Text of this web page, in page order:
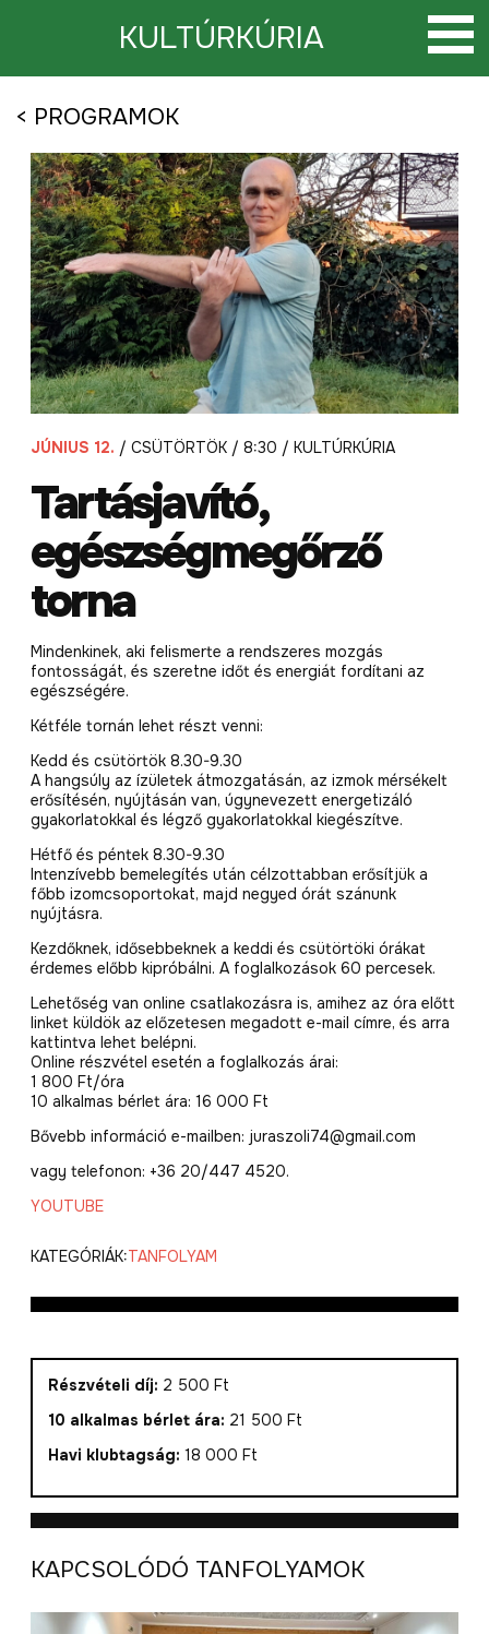
KULTÚRKÚRIA
< PROGRAMOK
JÚNIUS 12. / CSÜTÖRTÖK / 8:30 / KULTÚRKÚRIA
Tartásjavító,
egészségmegőrző
torna
Mindenkinek, aki felismerte a rendszeres mozgás
fontosságát, és szeretne időt és energiát fordítani az
egészségére.
Kétféle tornán lehet részt venni:
Kedd és csütörtök 8.30-9.30
A hangsúly az ízületek átmozgatásán, az izmok mérsékelt
erősítésén, nyújtásán van, úgynevezett energetizáló
gyakorlatokkal és légző gyakorlatokkal kiegészítve.
Hétfő és péntek 8.30-9.30
Intenzívebb bemelegítés után célzottabban erősítjük a
főbb izomcsoportokat, majd negyed órát szánunk
nyújtásra.
Kezdőknek, idősebbeknek a keddi és csütörtöki órákat
érdemes előbb kipróbálni. A foglalkozások 60 percesek.
Lehetőség van online csatlakozásra is, amihez az óra előtt
linket küldök az előzetesen megadott e-mail címre, és arra
kattintva lehet belépni.
Online részvétel esetén a foglalkozás árai:
1 800 Ft/óra
10 alkalmas bérlet ára: 16 000 Ft
Bővebb információ e-mailben: juraszoli74@gmail.com
vagy telefonon: +36 20/447 4520.
YOUTUBE
KATEGÓRIÁK:TANFOLYAM
Részvételi díj: 2 500 Ft
10 alkalmas bérlet ára: 21 500 Ft
Havi klubtagság: 18 000 Ft
KAPCSOLÓDÓ TANFOLYAMOK